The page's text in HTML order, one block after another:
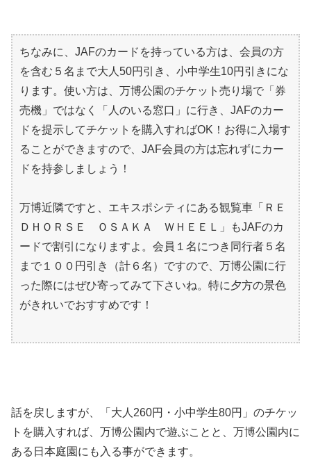
ちなみに、JAFのカードを持っている方は、会員の方
を含む５名まで大人50円引き、小中学生10円引きにな
ります。使い方は、万博公園のチケット売り場で「券
売機」ではなく「人のいる窓口」に行き、JAFのカー
ドを提示してチケットを購入すればOK！お得に入場す
ることができますので、JAF会員の方は忘れずにカー
ドを持参しましょう！
万博近隣ですと、エキスポシティにある観覧車「ＲＥ
ＤＨＯＲＳＥ ＯＳＡＫＡ ＷＨＥＥＬ」もJAFのカ
ードで割引になりますよ。会員１名につき同行者５名
まで１００円引き（計６名）ですので、万博公園に行
った際にはぜひ寄ってみて下さいね。特に夕方の景色
がきれいでおすすめです！
話を戻しますが、「大人260円・小中学生80円」のチケッ
トを購入すれば、万博公園内で遊ぶことと、万博公園内に
ある日本庭園にも入る事ができます。